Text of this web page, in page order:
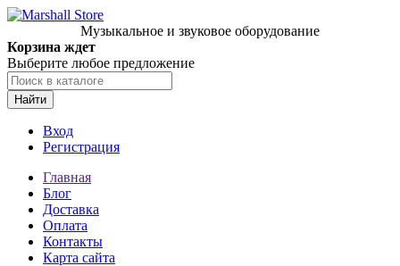
Музыкальное и звуковое оборудование
Корзина ждет
Выберите любое предложение
Найти
Вход
Регистрация
Главная
Блог
Доставка
Оплата
Контакты
Карта сайта